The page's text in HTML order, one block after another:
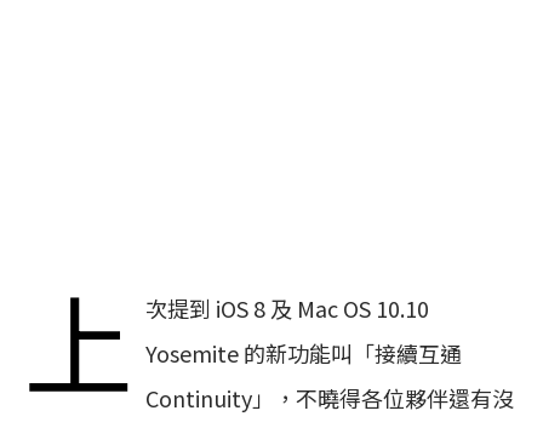
上 次提到 iOS 8 及 Mac OS 10.10
Yosemite 的新功能叫「接續互通
Continuity」，不曉得各位夥伴還有沒